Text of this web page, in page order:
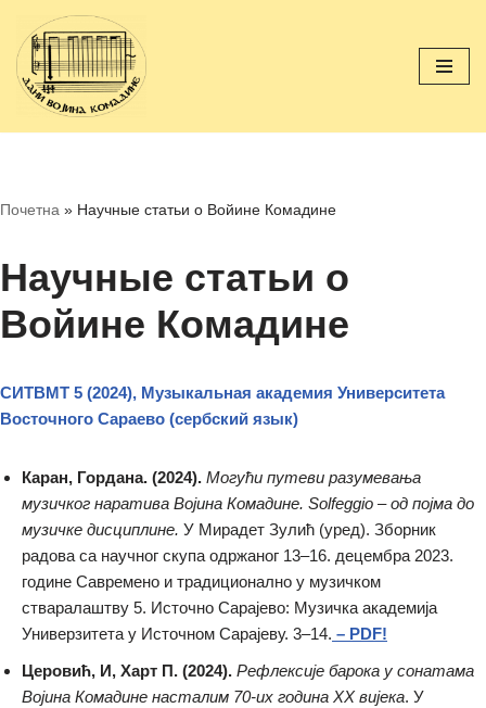
Перейти
к
содержимому
Почетна » Научные статьи о Войине Комадине
Научные статьи о
Войине Комадине
СИТВМТ 5 (2024), Музыкальная академия Университета
Восточного Сараево (сербский язык)
Каран, Гордана. (2024). Могући путеви разумевања
музичког наратива Војина Комадине. Solfeggio – од појма до
музичке дисциплине. У Мирадет Зулић (уред). Зборник
радова са научног скупа одржаног 13–16. децембра 2023.
године Савремено и традиционално у музичком
стваралаштву 5. Источно Сарајево: Музичка академија
Универзитета у Источном Сарајеву. 3–14. – PDF!
Церовић, И, Харт П. (2024). Рефлексије барока у сонатама
Војина Комадине насталим 70-их година XX вијека. У